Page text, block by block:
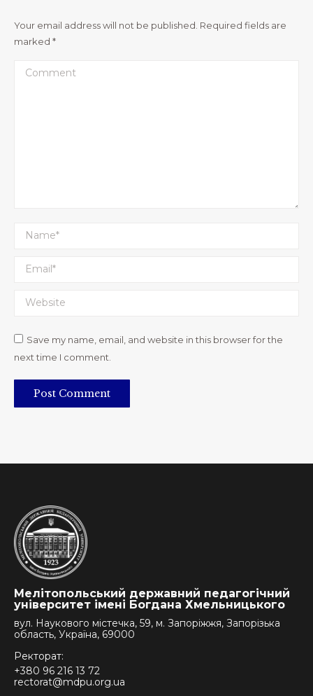
Your email address will not be published. Required fields are
marked *
Comment
Name *
Email *
Website
Save my name, email, and website in this browser for the
next time I comment.
Post Comment
Мелітопольський державний педагогічний
університет імені Богдана Хмельницького
вул. Наукового містечка, 59, м. Запоріжжя, Запорізька
область, Україна, 69000
Ректорат:
+380 96 216 13 72
rectorat@mdpu.org.ua